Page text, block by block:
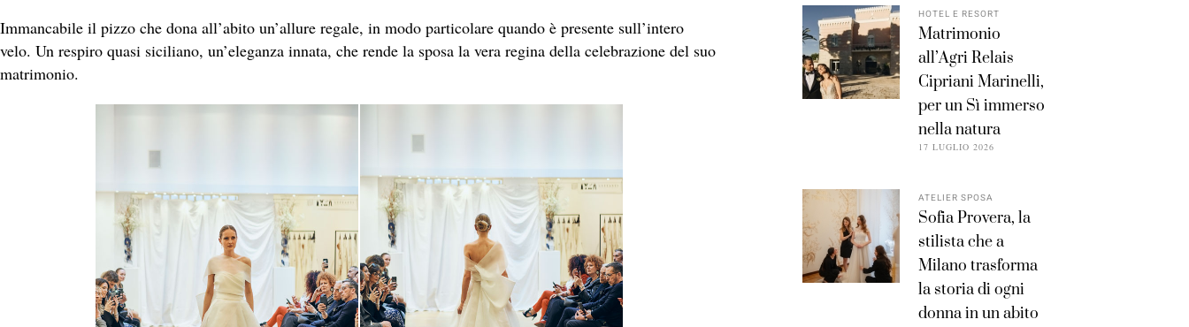
Immancabile il pizzo che dona all’abito un’allure regale, in modo particolare quando è presente sull’intero
velo. Un respiro quasi siciliano, un’eleganza innata, che rende la sposa la vera regina della celebrazione del suo
matrimonio.
HOTEL E RESORT
Matrimonio
all’Agri Relais
Cipriani Marinelli,
per un Sì immerso
nella natura
17 LUGLIO 2026
ATELIER SPOSA
Sofia Provera, la
stilista che a
Milano trasforma
la storia di ogni
donna in un abito